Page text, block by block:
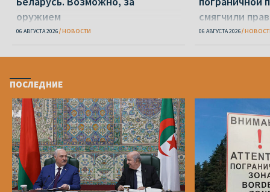
оружием
06 АВГУСТА 2026 НОВОСТИ
смягчили
06 АВГУСТА 2026
ПОСЛЕДНИЕ